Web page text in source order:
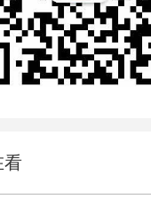
看